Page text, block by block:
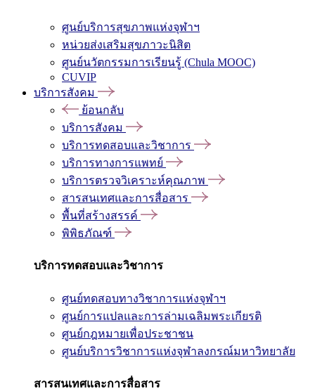
ศูนย์บริการสุขภาพแห่งจุฬาฯ
หน่วยส่งเสริมสุขภาวะนิสิต
ศูนย์นวัตกรรมการเรียนรู้ (Chula MOOC)
CUVIP
บริการสังคม
ย้อนกลับ
บริการสังคม
บริการทดสอบและวิชาการ
บริการทางการแพทย์
บริการตรวจวิเคราะห์คุณภาพ
สารสนเทศและการสื่อสาร
พื้นที่สร้างสรรค์
พิพิธภัณฑ์
บริการทดสอบและวิชาการ
ศูนย์ทดสอบทางวิชาการแห่งจุฬาฯ
ศูนย์การแปลและการล่ามเฉลิมพระเกียรติ
ศูนย์กฎหมายเพื่อประชาชน
ศูนย์บริการวิชาการแห่งจุฬาลงกรณ์มหาวิทยาลัย
สารสนเทศและการสื่อสาร